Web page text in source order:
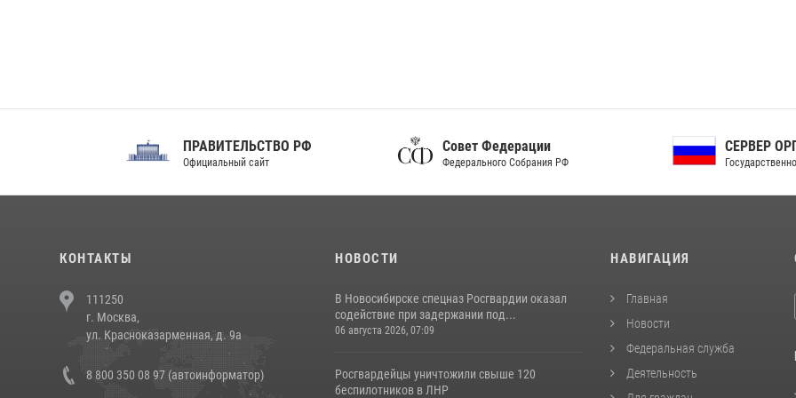
ПРАВИТЕЛЬСТВО РФ
Официальный сайт
Совет Федерации
Федерального Собрания РФ
СЕРВЕР ОРГАНОВ
Государственной власти РФ
КОНТАКТЫ
111250
г. Москва,
ул. Красноказарменная, д. 9а
8 800 350 08 97 (автоинформатор)
НОВОСТИ
В Новосибирске спецназ Росгвардии оказал
содействие при задержании под...
06 августа 2026, 07:09
Росгвардейцы уничтожили свыше 120
беспилотников в ЛНР
НАВИГАЦИЯ
Главная
Новости
Федеральная служба
Деятельность